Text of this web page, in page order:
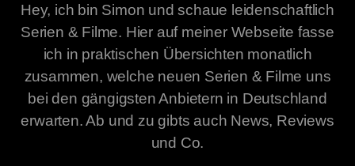
Hey, ich bin Simon und schaue leidenschaftlich
Serien & Filme. Hier auf meiner Webseite fasse
ich in praktischen Übersichten monatlich
zusammen, welche neuen Serien & Filme uns
bei den gängigsten Anbietern in Deutschland
erwarten. Ab und zu gibts auch News, Reviews
und Co.